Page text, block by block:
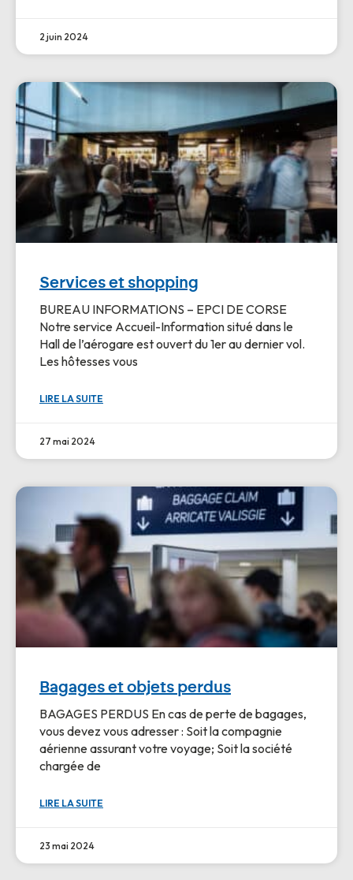
2 juin 2024
Services et shopping
BUREAU INFORMATIONS – EPCI DE CORSE
Notre service Accueil-Information situé dans le
Hall de l’aérogare est ouvert du 1er au dernier vol.
Les hôtesses vous
LIRE LA SUITE
27 mai 2024
Bagages et objets perdus
BAGAGES PERDUS En cas de perte de bagages,
vous devez vous adresser : Soit la compagnie
aérienne assurant votre voyage; Soit la société
chargée de
LIRE LA SUITE
23 mai 2024